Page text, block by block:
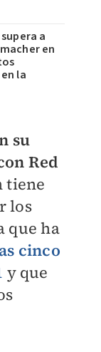
a
en
la
su
Red
tiene
los
que ha
cinco
y que